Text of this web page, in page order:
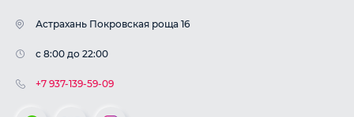
Астрахань Покровская роща 16
c 8:00 до 22:00
+7 937-139-59-09